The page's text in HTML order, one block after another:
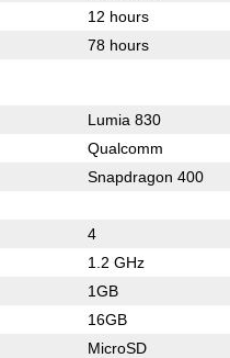
12 hours
78 hours
Lumia 830
Qualcomm
Snapdragon 400
4
1.2 GHz
1GB
16GB
MicroSD